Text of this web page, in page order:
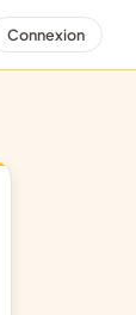
Connexion